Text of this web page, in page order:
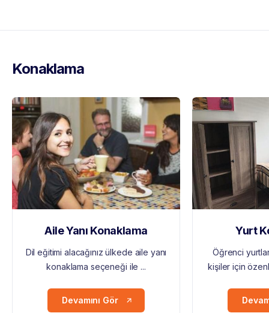
Konaklama
Aile Yanı Konaklama
Dil eğitimi alacağınız ülkede aile yanı
konaklama seçeneği ile ...
Devamını Gör
Yurt
Öğrenci
kişiler için